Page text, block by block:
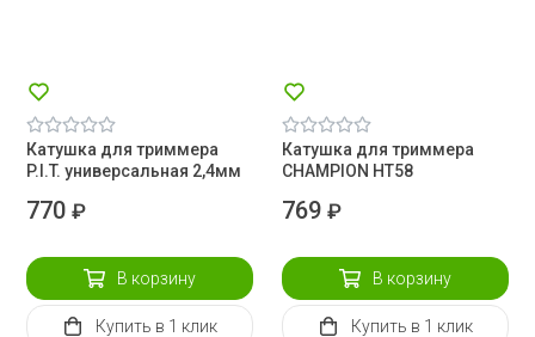
Катушка для триммера
P.I.T. универсальная 2,4мм
770 ₽
В корзину
Купить в 1 клик
Катушка для триммера
CHAMPION HT58
769₽
В корзину
Купить в 1 клик